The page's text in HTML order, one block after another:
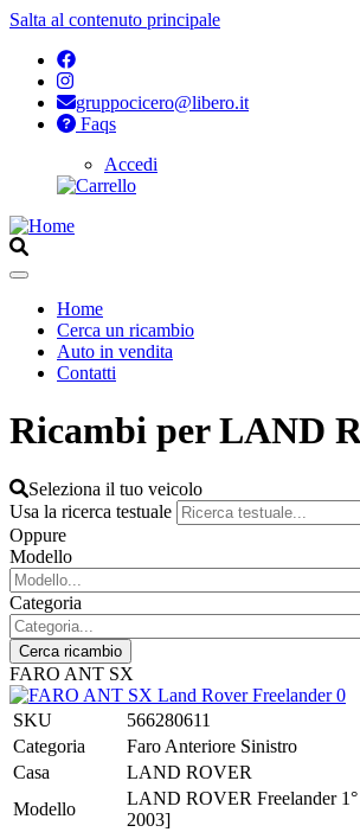
Salta al contenuto principale
gruppocicero@libero.it
Faqs
Accedi
Opzioni
di
per
Aperto
Navigazione
principale
Home
Cerca un ricambio
Auto in vendita
Contatti
Ricambi per LAND
Seleziona il tuo veicolo
Usa la ricerca testuale
Oppure
Modello
Categoria
FARO ANT SX
SKU
566280611
Categoria
Faro Anteriore Sinistro
Casa
LAND ROVER
Modello
LAND ROVER Freelander 1°
2003]